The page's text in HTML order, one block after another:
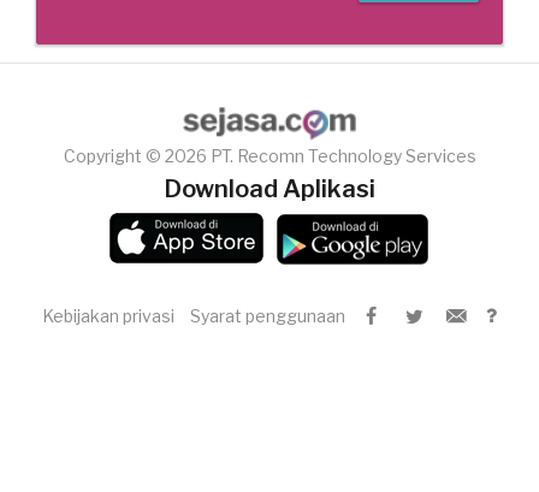
Copyright © 2026 PT. Recomn Technology Services
Download Aplikasi
Kebijakan privasi Syarat penggunaan